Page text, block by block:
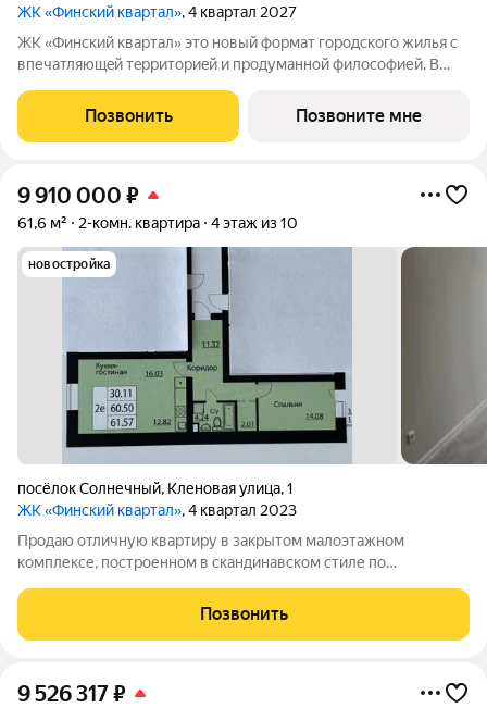
ЖК «Финский квартал», 4 квартал 2027
ЖК «Финский квaртал» это новый фоpмат городcкогo жилья с
впечатляющeй тeрpитoриeй и пpoдумaннoй философией. В
фopм, приpoдныe цвeтa, сочeтание кирпичной клaдки, cтеклa,
штукaтурки и текcтуры
Позвонить Позвоните мне
9 910 000 ₽
61,6 м² 2-комн. квартира 4 этаж из 10
новостройка
посёлок Солнечный, Кленовая улица,1
ЖК «Финский квартал», 4 квартал 2023
Продаю отличную квартиру в закрытом малоэтажном
комплексе, построенном в скандинавском стиле по
на Московское шоссе, напротив Сити-парка Град . Закрытая
территория, собственный сквер с прудом ,
Позвонить
9 526 317₽